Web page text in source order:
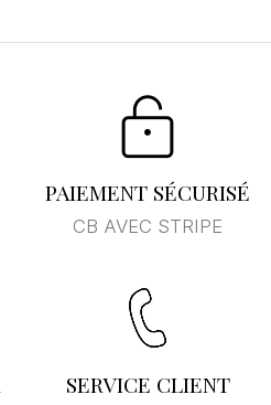
PAIEMENT SÉCURISÉ
CB AVEC STRIPE
SERVICE CLIENT